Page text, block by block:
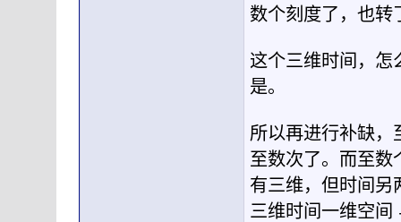
数个刻度了，也转
这个三维时间，怎
是。
所以再进行补缺，
至数次了。而至数
有三维，但时间另
三维时间一维空间